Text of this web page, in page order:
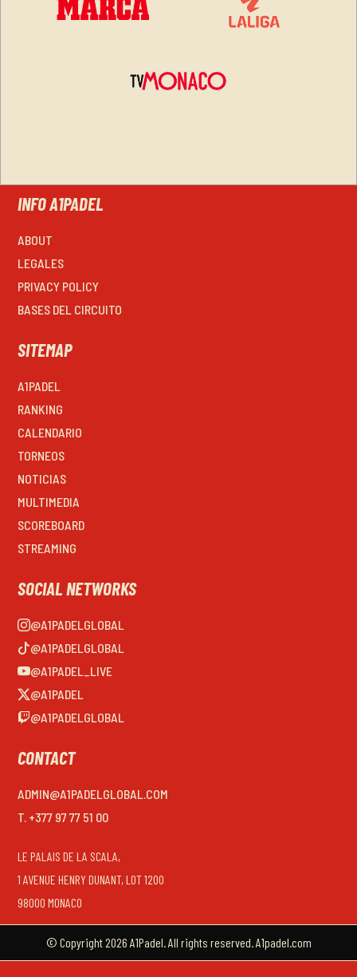
INFO A1PADEL
ABOUT
LEGALES
PRIVACY POLICY
BASES DEL CIRCUITO
SITEMAP
A1PADEL
RANKING
CALENDARIO
TORNEOS
NOTICIAS
MULTIMEDIA
SCOREBOARD
STREAMING
SOCIAL NETWORKS
@A1PADELGLOBAL
@A1PADELGLOBAL
@A1PADEL_LIVE
@A1PADEL
@A1PADELGLOBAL
CONTACT
ADMIN@A1PADELGLOBAL.COM
T. +377 97 77 51 00
LE PALAIS DE LA SCALA,
1 AVENUE HENRY DUNANT, LOT 1200
98000 MONACO
© Copyright 2026 A1Padel. All rights reserved. A1padel.com